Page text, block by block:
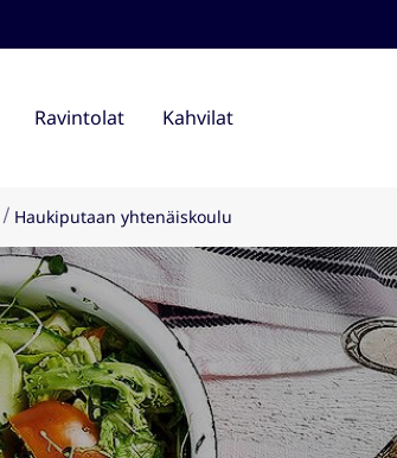
Ravintolat Kahvilat
Haukiputaan yhtenäiskoulu